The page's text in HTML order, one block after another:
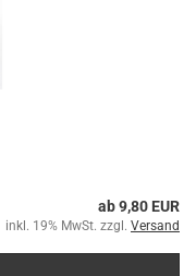
ab 9,80 EUR
inkl. 19% MwSt. zzgl. Versand